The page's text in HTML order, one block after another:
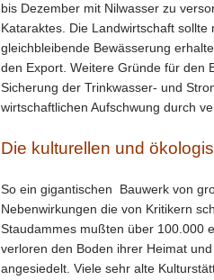
bis Dezember mit Nilwasser zu
Kataraktes. Die Landwirtschaft
gleichbleibende Bewässerung
den Export. Weitere Gründe für den
Sicherung der Trinkwasser- und
wirtschaftlichen Aufschwung durch
Die kulturellen und
So ein gigantischen Bauwerk von
Nebenwirkungen die von Kritikern
Staudammes mußten über 100.000
verloren den Boden ihrer Heimat
angesiedelt. Viele sehr alte